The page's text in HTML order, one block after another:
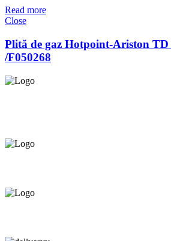
Read more
Close
Plită de gaz Hotpoint-Ariston
/F050268